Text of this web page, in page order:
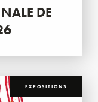
DE
EXPOSITIONS